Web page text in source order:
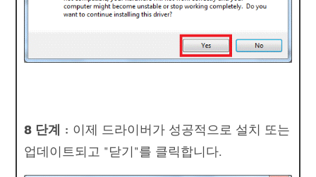
8 단계 : 이제 드라이버가 성공적으로 설치 또는
업데이트되고 "닫기"를 클릭합니다.